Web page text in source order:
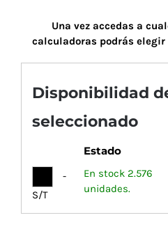
Una vez accedas a
calculadoras podrás
Disponibilidad
seleccionado
Estado
-
S/T
En stock 2.576
unidades.